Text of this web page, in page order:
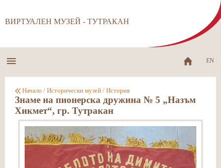
ВИРТУАЛЕН МУЗЕЙ - ТУТРАКАН
EN
Начало / Исторически музей / История
Знаме на пионерска дружина № 5 „Назъм
Хикмет“, гр. Тутракан